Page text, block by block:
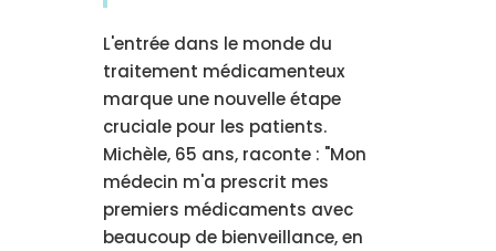
L'entrée dans le monde du
traitement médicamenteux
marque une nouvelle étape
cruciale pour les patients.
Michèle, 65 ans, raconte : "Mon
médecin m'a prescrit mes
premiers médicaments avec
beaucoup de bienveillance, en